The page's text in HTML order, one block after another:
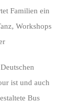
Familien ein
Workshops
ist und auch
Bus